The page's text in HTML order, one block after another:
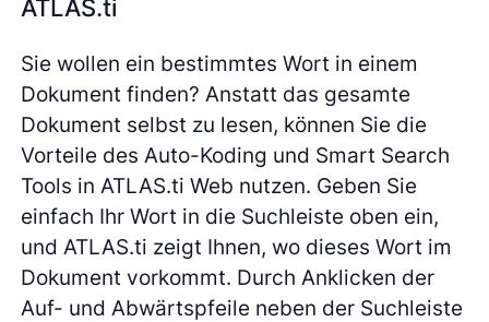
ATLAS.ti
Sie wollen ein bestimmtes Wort in einem
Dokument finden? Anstatt das gesamte
Dokument selbst zu lesen, können Sie die
Vorteile des Auto-Koding und Smart Search
Tools in ATLAS.ti Web nutzen. Geben Sie
einfach Ihr Wort in die Suchleiste oben ein,
und ATLAS.ti zeigt Ihnen, wo dieses Wort im
Dokument vorkommt. Durch Anklicken der
Auf- und Abwärtspfeile neben der Suchleiste